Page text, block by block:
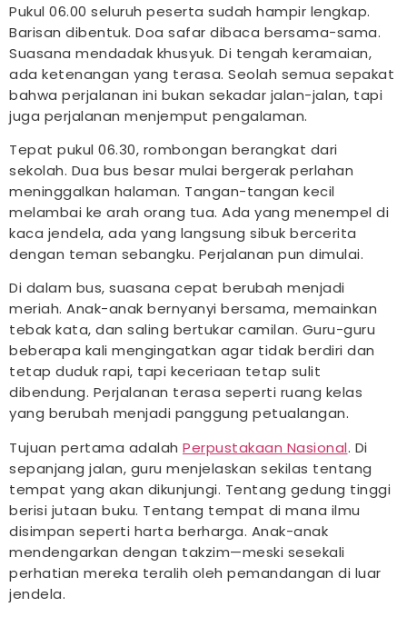
Pukul 06.00 seluruh peserta sudah hampir lengkap.
Barisan dibentuk. Doa safar dibaca bersama-sama.
Suasana mendadak khusyuk. Di tengah keramaian,
ada ketenangan yang terasa. Seolah semua sepakat
bahwa perjalanan ini bukan sekadar jalan-jalan, tapi
juga perjalanan menjemput pengalaman.
Tepat pukul 06.30, rombongan berangkat dari
sekolah. Dua bus besar mulai bergerak perlahan
meninggalkan halaman. Tangan-tangan kecil
melambai ke arah orang tua. Ada yang menempel di
kaca jendela, ada yang langsung sibuk bercerita
dengan teman sebangku. Perjalanan pun dimulai.
Di dalam bus, suasana cepat berubah menjadi
meriah. Anak-anak bernyanyi bersama, memainkan
tebak kata, dan saling bertukar camilan. Guru-guru
beberapa kali mengingatkan agar tidak berdiri dan
tetap duduk rapi, tapi keceriaan tetap sulit
dibendung. Perjalanan terasa seperti ruang kelas
yang berubah menjadi panggung petualangan.
Tujuan pertama adalah Perpustakaan Nasional. Di
sepanjang jalan, guru menjelaskan sekilas tentang
tempat yang akan dikunjungi. Tentang gedung tinggi
berisi jutaan buku. Tentang tempat di mana ilmu
disimpan seperti harta berharga. Anak-anak
mendengarkan dengan takzim—meski sesekali
perhatian mereka teralih oleh pemandangan di luar
jendela.